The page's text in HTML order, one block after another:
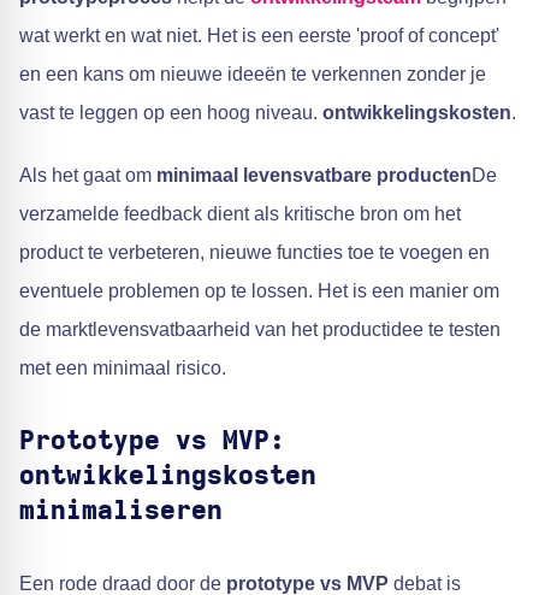
wat werkt en wat niet. Het is een eerste 'proof of concept'
en een kans om nieuwe ideeën te verkennen zonder je
vast te leggen op een hoog niveau. ontwikkelingskosten.
Als het gaat om minimaal levensvatbare productenDe
verzamelde feedback dient als kritische bron om het
product te verbeteren, nieuwe functies toe te voegen en
eventuele problemen op te lossen. Het is een manier om
de marktlevensvatbaarheid van het productidee te testen
met een minimaal risico.
Prototype vs MVP:
ontwikkelingskosten
minimaliseren
Een rode draad door de prototype vs MVP debat is